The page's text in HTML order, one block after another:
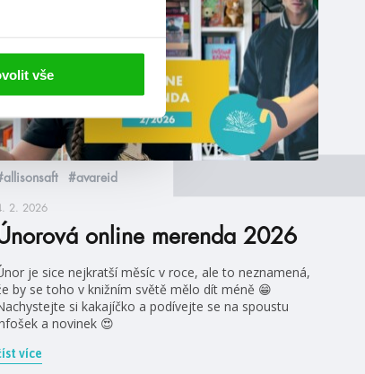
vše
#avareid
2. 2026
online merenda 2026
je sice nejkratší měsíc v roce, ale to neznamená,
by se toho v knižním světě mělo dít méně 😁
si kakajíčko a podívejte se na spoustu
a novinek 😍
více